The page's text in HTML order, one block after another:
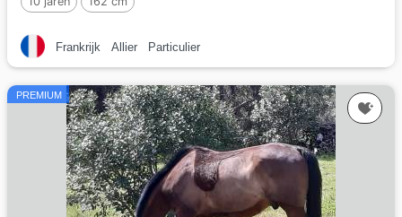
Frankrijk Allier Particulier
PREMIUM